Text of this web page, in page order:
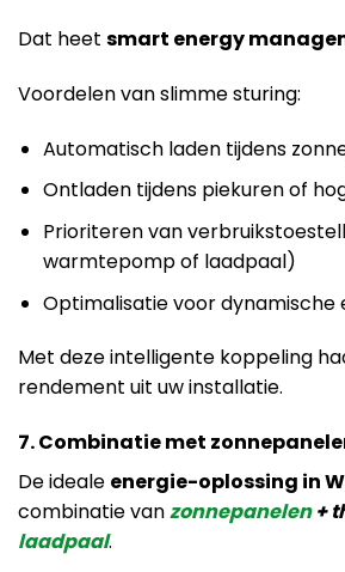
Dat heet smart energy
Voordelen van slimme sturing:
Automatisch laden tijdens
Ontladen tijdens piekuren of
Prioriteren van
warmtepomp of laadpaal)
Optimalisatie voor dynamische
Met deze intelligente koppeling
rendement uit uw installatie.
7. Combinatie met
De ideale energie-oplossing in
combinatie vanzonnepanelen+
laadpaal.